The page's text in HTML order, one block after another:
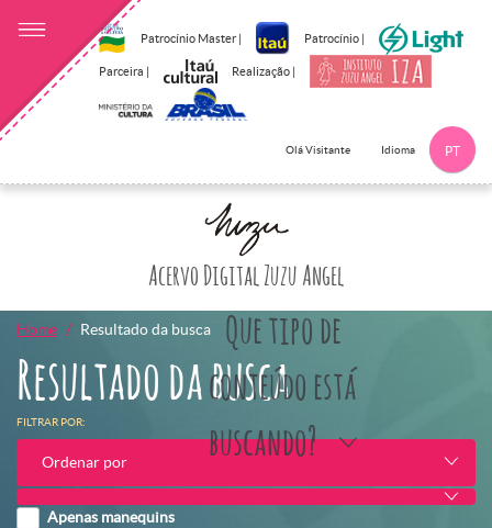
Patrocínio Master | Patrocínio |
Parceira | Realização |
Olá Visitante Idioma PT
Acervo Digital Zuzu Angel
Que tipo de
conteúdo está
buscando?
Home Resultado da busca
Resultado da busca
FILTRAR POR:
Ordenar por
Apenas manequins